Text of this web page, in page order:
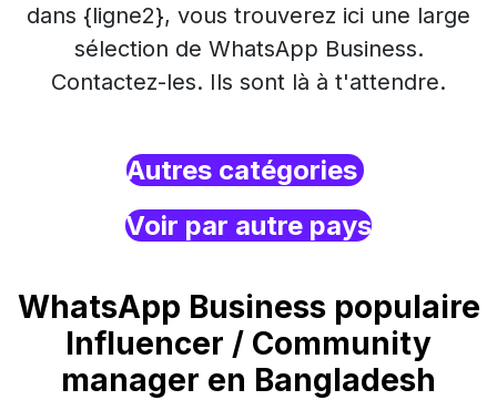
dans {ligne2}, vous trouverez ici une large
sélection de WhatsApp Business.
Contactez-les. Ils sont là à t'attendre.
Autres catégories
Voir par autre pays
WhatsApp Business populaire
Influencer / Community
manager en Bangladesh